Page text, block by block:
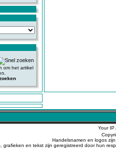
om het artikel
Your IP
Handelsnamen en logos
grafieken en tekst zijn geregistreerd door hun